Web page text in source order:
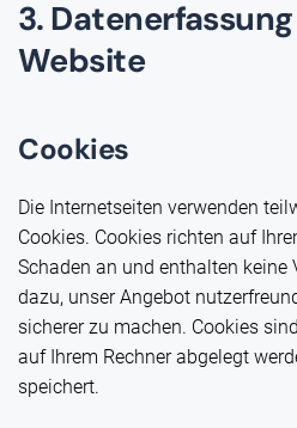
3.
Website
Cookies
Die Internetseiten verwenden
Cookies. Cookies richten auf
Schaden an und enthalten keine
dazu, unser Angebot
sicherer zu machen. Cookies
auf Ihrem Rechner abgelegt
speichert.